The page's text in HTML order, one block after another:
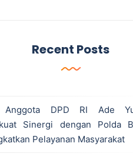
Recent Posts
Anggota DPD RI Ade
Sinergi dengan Polda
Pelayanan Masyarakat